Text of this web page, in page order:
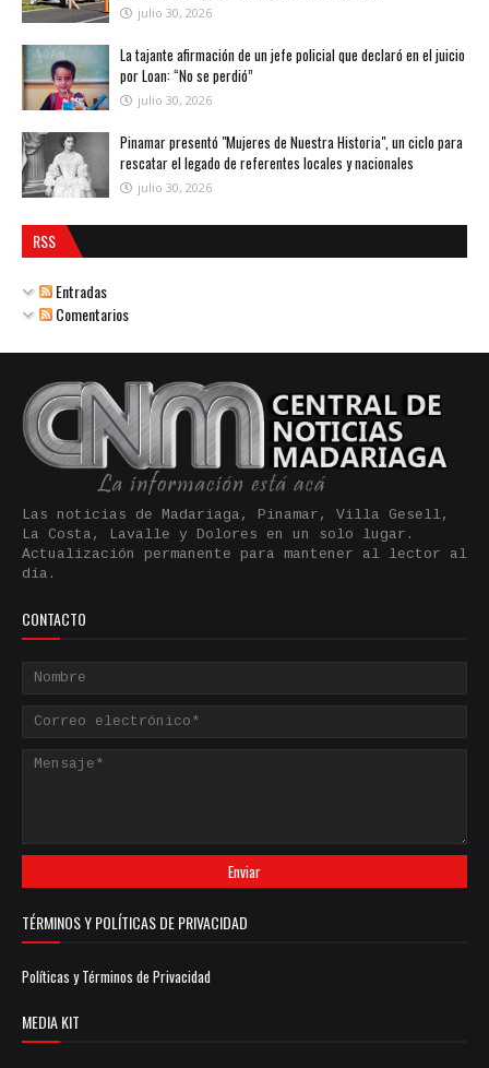
julio 30, 2026
La tajante afirmación de un jefe policial que declaró en el juicio
por Loan: “No se perdió”
julio 30, 2026
Pinamar presentó "Mujeres de Nuestra Historia", un ciclo para
rescatar el legado de referentes locales y nacionales
julio 30, 2026
RSS
Entradas
Comentarios
Las noticias de Madariaga, Pinamar, Villa Gesell,
La Costa, Lavalle y Dolores en un solo lugar.
Actualización permanente para mantener al lector al
día.
CONTACTO
TÉRMINOS Y POLÍTICAS DE PRIVACIDAD
Políticas y Términos de Privacidad
MEDIA KIT